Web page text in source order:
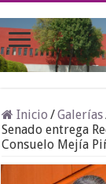
Inicio /Galerías
Senado entrega
Consuelo Mejía